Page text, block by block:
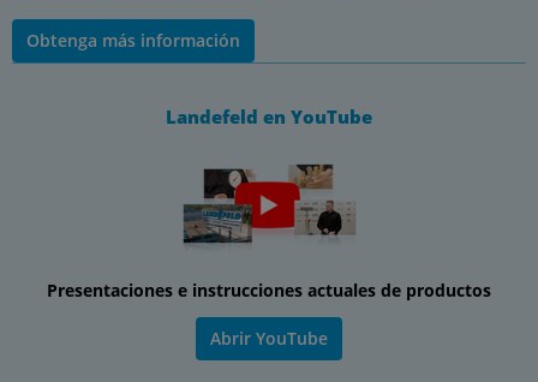
Obtenga más información
Landefeld en YouTube
Presentaciones e instrucciones actuales de productos
Abrir YouTube